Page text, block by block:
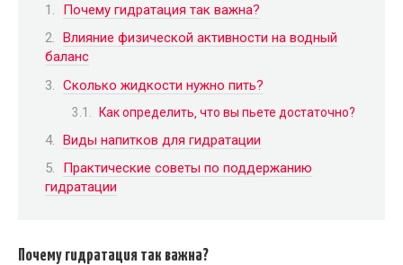
Почему гидратация так важна?
Влияние физической активности на водный
баланс
Сколько жидкости нужно пить?
Как определить‚ что вы пьете достаточно?
Виды напитков для гидратации
Практические советы по поддержанию
гидратации
Почему гидратация так важна?